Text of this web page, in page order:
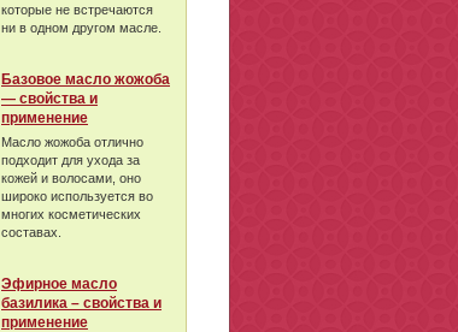
которые не встречаются
ни в одном другом масле.
Базовое масло жожоба
— свойства и
применение
Масло жожоба отлично
подходит для ухода за
кожей и волосами, оно
широко используется во
многих косметических
составах.
Эфирное масло
базилика – свойства и
применение